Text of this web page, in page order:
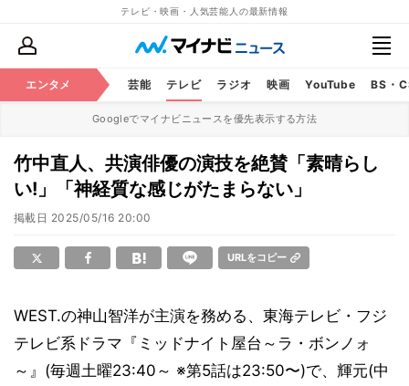
テレビ・映画・人気芸能人の最新情報
エンタメ 芸能 テレビ ラジオ 映画 YouTube BS・
Googleでマイナビニュースを優先表示する方法
竹中直人、共演俳優の演技を絶賛「素晴らし
い!」「神経質な感じがたまらない」
掲載日 2025/05/16 20:00
URLをコピー
WEST.の神山智洋が主演を務める、東海テレビ・フジ
テレビ系ドラマ『ミッドナイト屋台～ラ・ボンノォ
～』(毎週土曜23:40～ ※第5話は23:50〜)で、輝元(中